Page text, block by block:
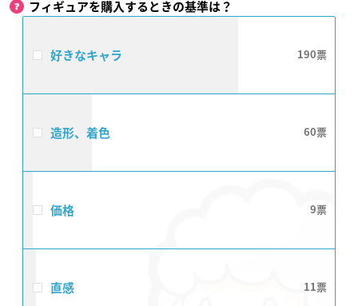
フィギュアを購入するときの基準は？
好きなキャラ 190
造形、着色 60
価格 9
直感 11